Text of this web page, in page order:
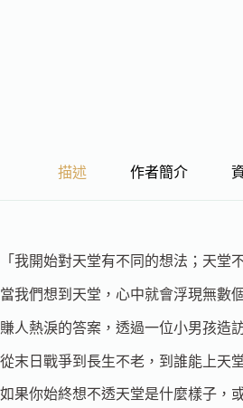
描述 作者簡介
「我開始對天堂有不同的想法；天
當我們想到天堂，心中就會浮現無數
賺人熱淚的答案，透過一位小男孩造
從末日戰爭到長生不老，到誰能上天
如果你始終想不透天堂是什麼樣子，